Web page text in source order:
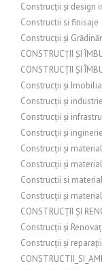
Construcții și design
Constructii si finisaje
Construcții și
CONSTRUCȚII ȘI
CONSTRUCȚII ȘI
Construcții și
Construcții și industrie
Construcții și
Construcții și inginerie
Construcții și
Construcții și
Constructii si
Construcții și
CONSTRUCȚII ȘI
Construcții și
Construcții și reparații